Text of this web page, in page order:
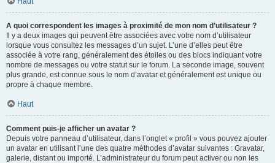
A quoi correspondent les images à proximité de mon nom d’utilisateur ?
Il y a deux images qui peuvent être associées avec votre nom d’utilisateur
lorsque vous consultez les messages d’un sujet. L’une d’elles peut être
associée à votre rang, généralement des étoiles ou des blocs indiquant votre
nombre de messages ou votre statut sur le forum. La seconde image, souvent
plus grande, est connue sous le nom d’avatar et généralement est unique ou
propre à chaque membre.
Haut
Comment puis-je afficher un avatar ?
Depuis votre panneau d’utilisateur, dans l’onglet « profil » vous pouvez ajouter
un avatar en utilisant l’une des quatre méthodes d’avatar suivantes : Gravatar,
galerie, distant ou importé. L’administrateur du forum peut activer ou non les